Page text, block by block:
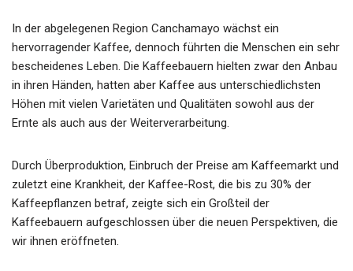
In der abgelegenen Region Canchamayo wächst ein
hervorragender Kaffee, dennoch führten die Menschen ein sehr
bescheidenes Leben. Die Kaffeebauern hielten zwar den Anbau
in ihren Händen, hatten aber Kaffee aus unterschiedlichsten
Höhen mit vielen Varietäten und Qualitäten sowohl aus der
Ernte als auch aus der Weiterverarbeitung.
Durch Überproduktion, Einbruch der Preise am Kaffeemarkt und
zuletzt eine Krankheit, der Kaffee-Rost, die bis zu 30% der
Kaffeepflanzen betraf, zeigte sich ein Großteil der
Kaffeebauern aufgeschlossen über die neuen Perspektiven, die
wir ihnen eröffneten.